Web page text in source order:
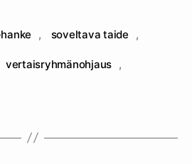
, soveltava taide ,
vertaisryhmänohjaus ,